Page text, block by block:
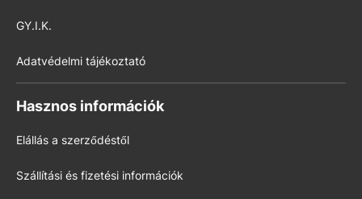
GY.I.K.
Adatvédelmi tájékoztató
Hasznos információk
Elállás a szerződéstől
Szállítási és fizetési információk